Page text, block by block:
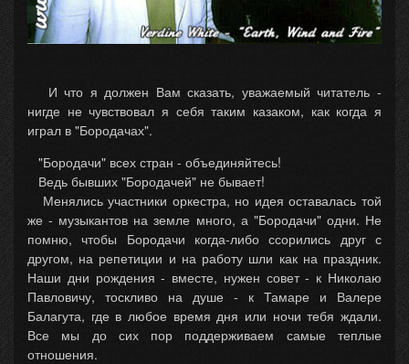
И что я должен Вам сказать, уважаемый читатель -
нигде не чувствовал я себя таким казаком, как когда я
играл в "Бородачах".
"Бородачи" всех стран - объединяйтесь!
Ведь бывших "Бородачей" не бывает!
Менялись участники оркестра, но идея оставалась той
же - музыкантов на земле много, а "Бородачи" одни. Не
помню, чтобы Бородачи когда-либо ссорились друг с
другом, на репетиции и на работу шли как на праздник.
Наши дни рождения - вместе, нужен совет - к Николаю
Павловичу, тоскливо на душе - к Тамаре и Валере
Балагута, где в любое время дня или ночи тебя ждали.
Все мы до сих пор поддерживаем самые теплые
отношения.